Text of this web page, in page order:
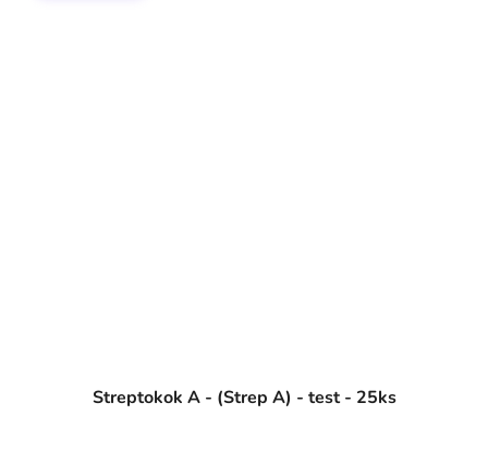
Streptokok A - (Strep A) - test - 25ks